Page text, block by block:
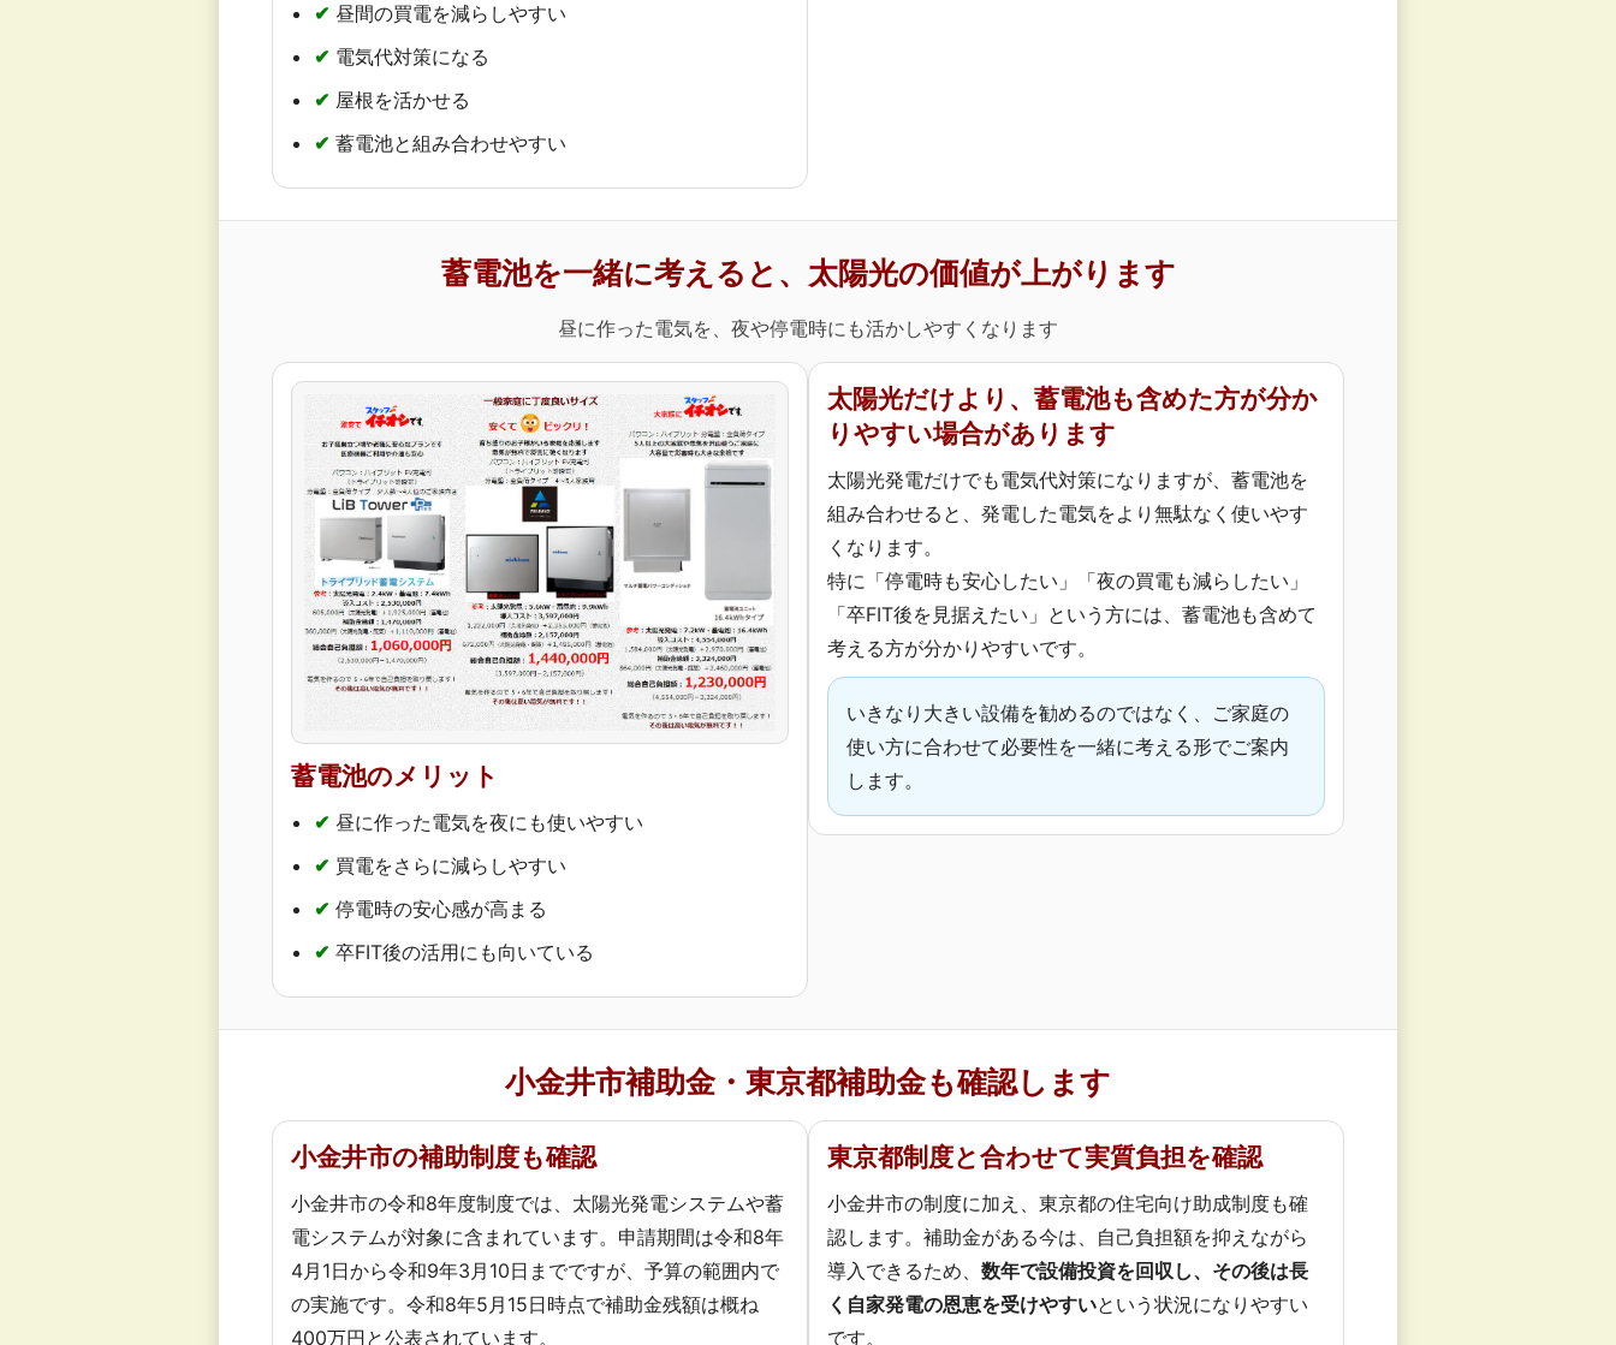
✔ 昼間の買電を減らしやすい
✔ 電気代対策になる
✔ 屋根を活かせる
✔ 蓄電池と組み合わせやすい
蓄電池を一緒に考えると、太陽光の価値が上がります
昼に作った電気を、夜や停電時にも活かしやすくなります
蓄電池のメリット
✔ 昼に作った電気を夜にも使いやすい
✔ 買電をさらに減らしやすい
✔ 停電時の安心感が高まる
✔ 卒FIT後の活用にも向いている
太陽光だけより、蓄電池も含めた方が分か
りやすい場合があります
太陽光発電だけでも電気代対策になりますが、蓄電池を
組み合わせると、発電した電気をより無駄なく使いやす
くなります。
特に「停電時も安心したい」「夜の買電も減らしたい」
「卒FIT後を見据えたい」という方には、蓄電池も含めて
考える方が分かりやすいです。
いきなり大きい設備を勧めるのではなく、ご家庭の
使い方に合わせて必要性を一緒に考える形でご案内
します。
小金井市補助金・東京都補助金も確認します
小金井市の補助制度も確認
小金井市の令和8年度制度では、太陽光発電システムや蓄
電システムが対象に含まれています。申請期間は令和8年
4月1日から令和9年3月10日までですが、予算の範囲内で
の実施です。令和8年5月15日時点で補助金残額は概ね
400万円と公表されています。
東京都制度と合わせて実質負担を確認
小金井市の制度に加え、東京都の住宅向け助成制度も確
認します。補助金がある今は、自己負担額を抑えながら
導入できるため、 数年で設備投資を回収し、その後は長
く自家発電の恩恵を受けやすいという状況になりやすい
です。